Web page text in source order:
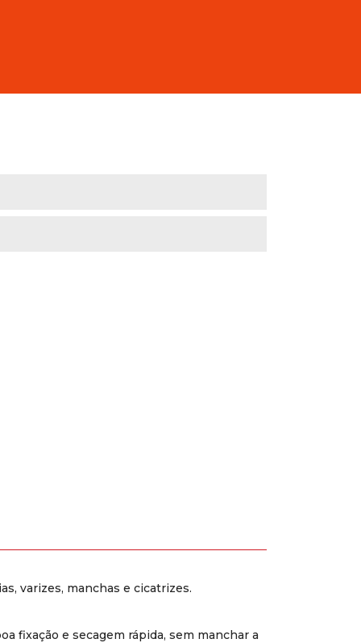
varizes, manchas e cicatrizes.
fixação e secagem rápida, sem manchar a